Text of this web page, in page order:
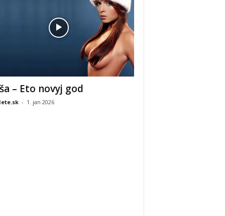
– Eto novyj god
- 1. jan 2026